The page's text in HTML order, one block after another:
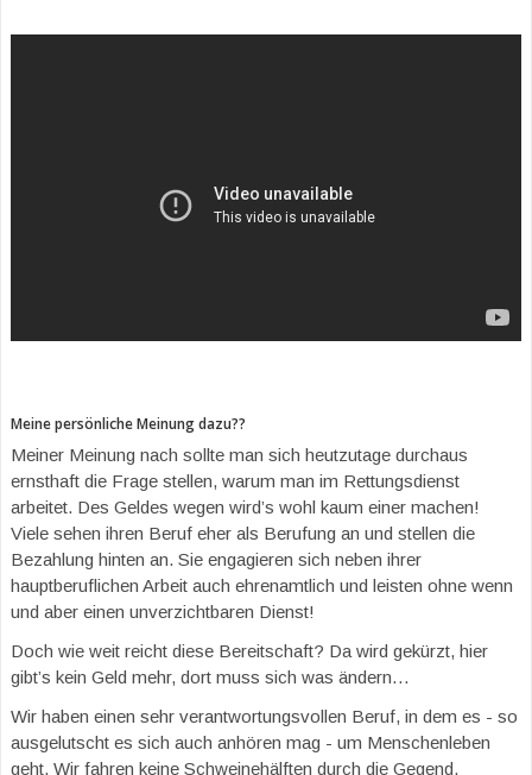
Meine persönliche Meinung dazu??
Meiner Meinung nach sollte man sich heutzutage durchaus
ernsthaft die Frage stellen, warum man im Rettungsdienst
arbeitet. Des Geldes wegen wird’s wohl kaum einer machen!
Viele sehen ihren Beruf eher als Berufung an und stellen die
Bezahlung hinten an. Sie engagieren sich neben ihrer
hauptberuflichen Arbeit auch ehrenamtlich und leisten ohne wenn
und aber einen unverzichtbaren Dienst!
Doch wie weit reicht diese Bereitschaft? Da wird gekürzt, hier
gibt’s kein Geld mehr, dort muss sich was ändern…
Wir haben einen sehr verantwortungsvollen Beruf, in dem es - so
ausgelutscht es sich auch anhören mag - um Menschenleben
geht. Wir fahren keine Schweinehälften durch die Gegend,